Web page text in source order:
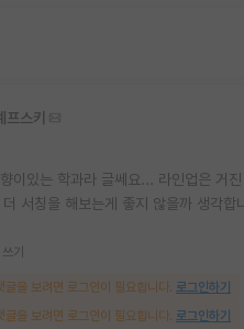
스키
이있는 학과라 글쎄요... 라인업은 거
서칭을 해보는게 좋지 않을까 생각합
기
글을 보려면 로그인이 필요합니다. 로그인하기
글을 보려면 로그인이 필요합니다. 로그인하기